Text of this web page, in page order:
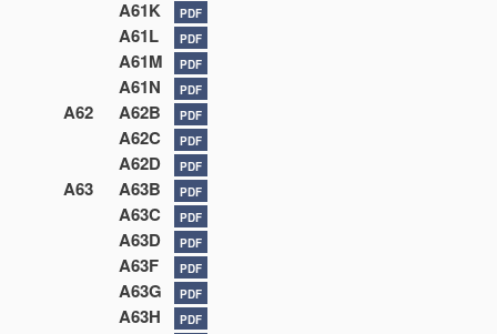
A61K PDF
A61L PDF
A61M PDF
A61N PDF
A62 A62B PDF
A62C PDF
A62D PDF
A63 A63B PDF
A63C PDF
A63D PDF
A63F PDF
A63G PDF
A63H PDF